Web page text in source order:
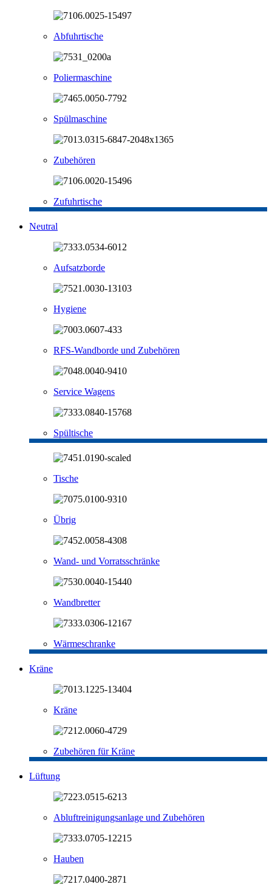
Abfuhrtische
Poliermaschine
Spülmaschine
Zubehören
Zufuhrtische
Neutral
Aufsatzborde
Hygiene
RFS-Wandborde und Zubehören
Service Wagens
Spültische
Tische
Übrig
Wand- und Vorratsschränke
Wandbretter
Wärmeschranke
Kräne
Kräne
Zubehören für Kräne
Lüftung
Abluftreinigungsanlage und Zubehören
Hauben